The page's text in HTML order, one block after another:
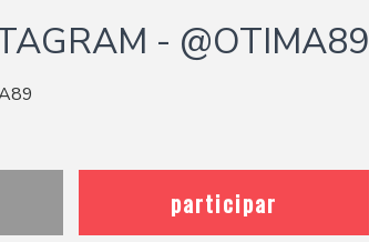
- @OTIMA89
participar